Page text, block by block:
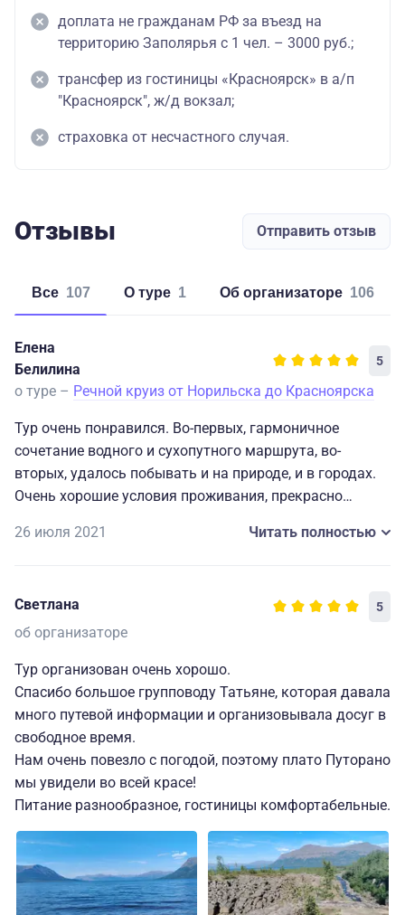
доплата не гражданам РФ за въезд на
территорию Заполярья с 1 чел. – 3000 руб.;
трансфер из гостиницы «Красноярск» в а/п
"Красноярск", ж/д вокзал;
страховка от несчастного случая.
Отзывы Отправить отзыв
Все 107 о туре 1 об организаторе 106
Елена
Белилина
5
о туре – Речной круиз от Норильска до Красноярска
Тур очень понравился. Во-первых, гармоничное
сочетание водного и сухопутного маршрута, во-
вторых, удалось побывать и на природе, и в городах.
Очень хорошие условия проживания, прекрасно
Весь тур -- с начала и до конца -- вызвал только
26 июля 2021 Читать полностью
Светлана 5
об организаторе
Тур организован очень хорошо.
Спасибо большое групповоду Татьяне, которая давала
много путевой информации и организовывала досуг в
свободное время.
Нам очень повезло с погодой, поэтому плато Путорано
мы увидели во всей красе!
Питание разнообразное, гостиницы комфортабельные.